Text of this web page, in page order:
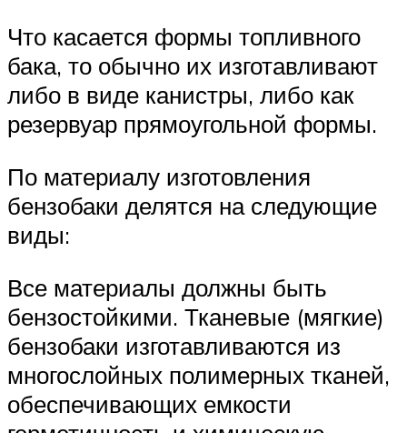
Что касается формы топливного
бака, то обычно их изготавливают
либо в виде канистры, либо как
резервуар прямоугольной формы.
По материалу изготовления
бензобаки делятся на следующие
виды:
Все материалы должны быть
бензостойкими. Тканевые (мягкие)
бензобаки изготавливаются из
многослойных полимерных тканей,
обеспечивающих емкости